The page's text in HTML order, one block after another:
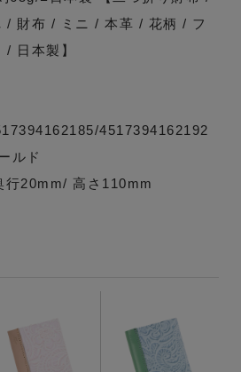
/ 財布 / ミニ / 本革 / 花柄 / フ
日本製】
4517394162192
ルド
20mm/ 高さ110mm